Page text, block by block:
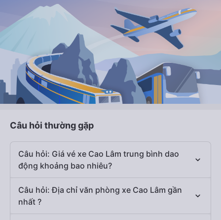
Câu hỏi thường gặp
Câu hỏi: Giá vé xe Cao Lâm trung bình dao
động khoảng bao nhiêu?
Câu hỏi: Địa chỉ văn phòng xe Cao Lâm gần
nhất ?